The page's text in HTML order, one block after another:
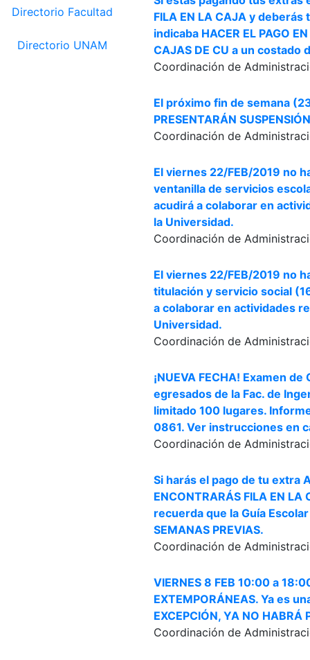
Directorio Facultad
Directorio UNAM
FILA EN LA CAJA y deberás
indicaba HACER EL PAGO
CAJAS DE CU a un costado
Coordinación de
El próximo fin de semana
PRESENTARÁN
Coordinación de
El viernes 22/FEB/2019 no
ventanilla de servicios
acudirá a colaborar en
la Universidad.
Coordinación de
El viernes 22/FEB/2019 no
titulación y servicio social
a colaborar en actividades
Universidad.
Coordinación de
¡NUEVA FECHA! Examen
egresados de la Fac. de
limitado 100 lugares.
0861. Ver instrucciones en
Coordinación de
Si harás el pago de tu extra
ENCONTRARÁS FILA EN
recuerda que la Guía Escolar
SEMANAS PREVIAS.
Coordinación de
VIERNES 8 FEB 10:00 a
EXTEMPORÁNEAS. Ya es
EXCEPCIÓN, YA NO HABRÁ
Coordinación de